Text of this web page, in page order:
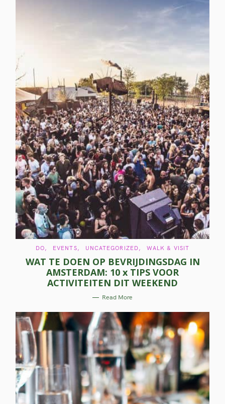
C
T
E
G
O
R
E
DO EVENTS UNCATEGORIZED WALK & VISIT
WAT TE DOEN OP BEVRIJDINGSDAG IN
AMSTERDAM: 10 x TIPS VOOR
ACTIVITEITEN DIT WEEKEND
Read More